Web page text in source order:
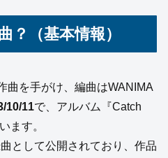
？（基本情報）
曲を手がけ、編曲はWANIMA
10/11で、アルバム『Catch
ます。
として公開されており、作品